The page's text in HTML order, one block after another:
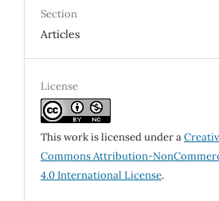
Section
Articles
License
This work is licensed under a
Commons Attribution-
4.0 International License.